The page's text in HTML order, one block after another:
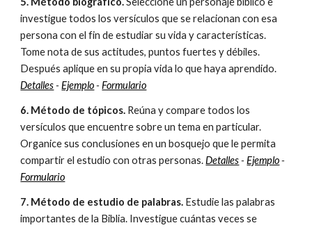
investigue todos los versículos que se relacionan con esa
persona con el fin de estudiar su vida y características.
Tome nota de sus actitudes, puntos fuertes y débiles.
Después aplique en su propia vida lo que haya aprendido.
Detalles-Ejemplo-Formulario
6. Método de tópicos. Reúna y compare todos los
versículos que encuentre sobre un tema en particular.
Organice sus conclusiones en un bosquejo que le permita
compartir el estudio con otras personas.Detalles-Ejemplo-
Formulario
7. Método de estudio de palabras. Estudie las palabras
importantes de la Biblia. Investigue cuántas veces se